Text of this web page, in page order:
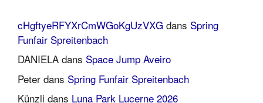
cHgftyeRFYXrCmWGoKgUzVXG dans Spring
Funfair Spreitenbach
DANIELA dans Space Jump Aveiro
Peter dans Spring Funfair Spreitenbach
Künzli dans Luna Park Lucerne 2026